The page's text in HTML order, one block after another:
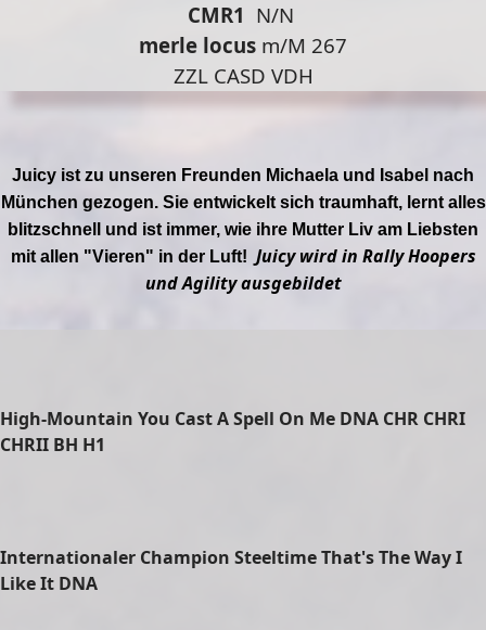
CMR1 N/N
merle locus m/M 267
ZZL CASD VDH
Juicy ist zu unseren Freunden Michaela und Isabel nach
München gezogen. Sie entwickelt sich traumhaft, lernt alles
blitzschnell und ist immer, wie ihre Mutter Liv am Liebsten
mit allen "Vieren" in der Luft! Juicy wird in Rally Hoopers
und Agility ausgebildet
High-Mountain You Cast A Spell On Me DNA CHR CHRI
CHRII BH H1
Internationaler Champion Steeltime That's The Way I
Like It DNA